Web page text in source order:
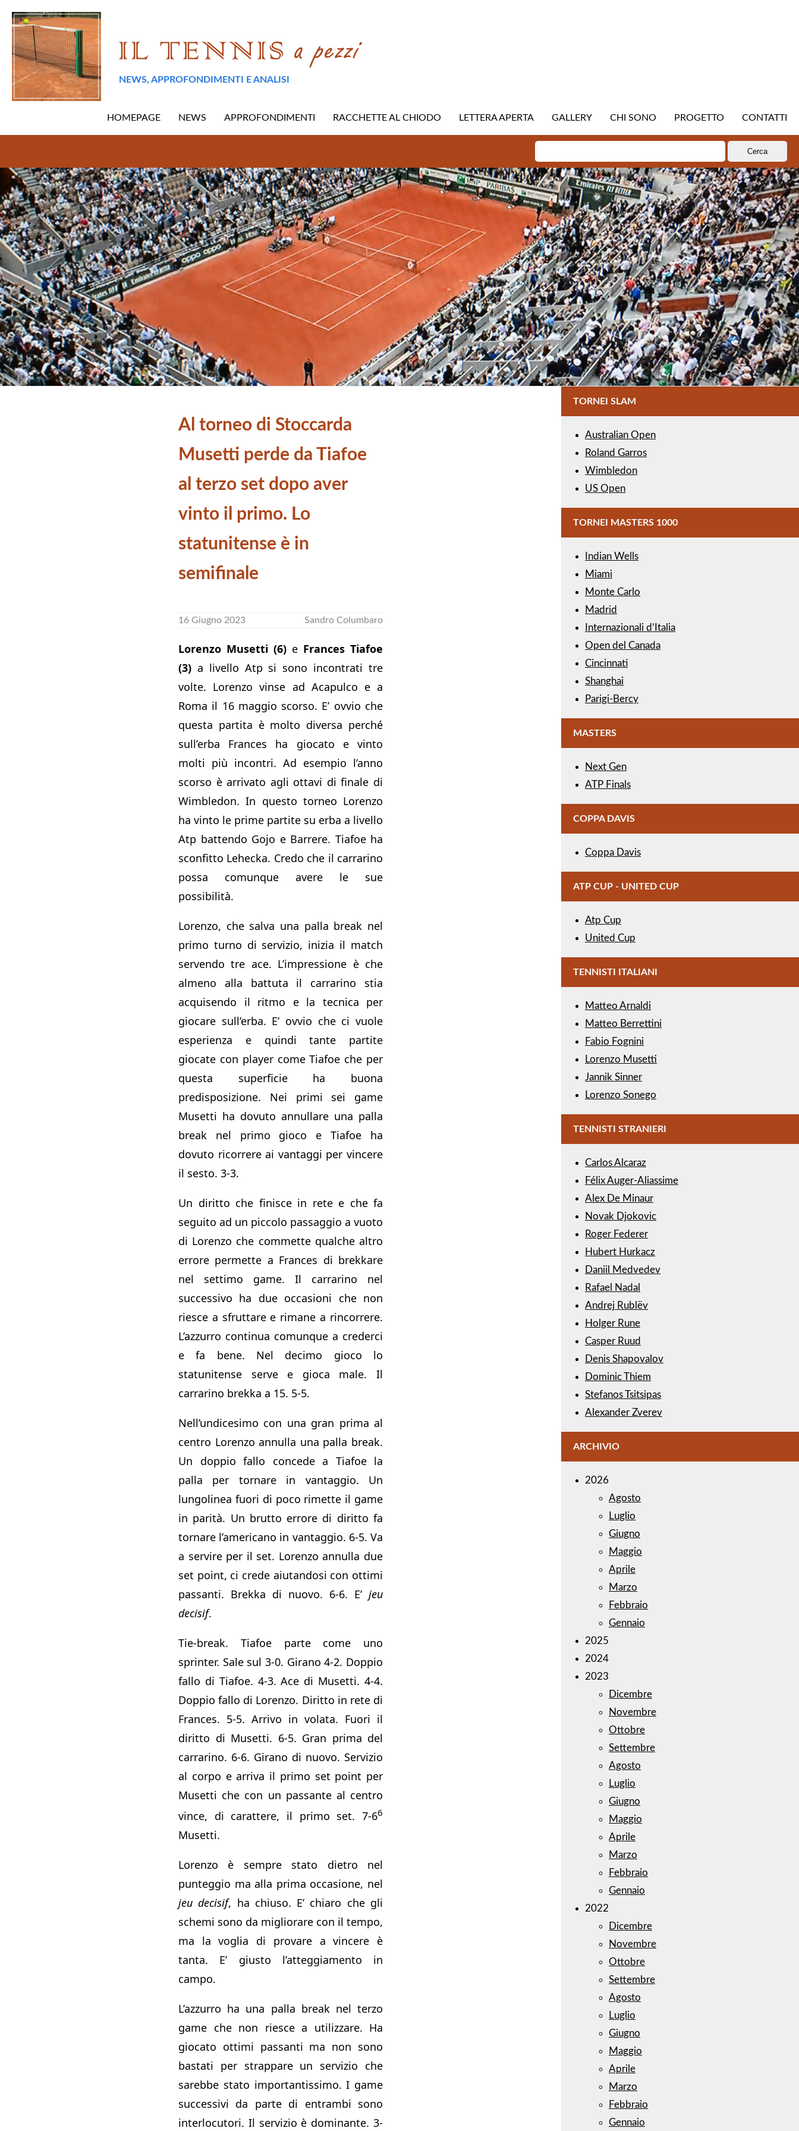
NEWS, APPROFONDIMENTI E ANALISI
HOMEPAGE NEWS APPROFONDIMENTI RACCHETTE AL CHIODO LETTERA APERTA GALLERY CHI SONO PROGETTO CONTATTI
per:
Al torneo di Stoccarda
Musetti perde da Tiafoe
al terzo set dopo aver
vinto il primo. Lo
statunitense è in
semifinale
16 Giugno 2023 Sandro Columbaro
Lorenzo Musetti (6) e Frances Tiafoe
(3) a livello Atp si sono incontrati tre
volte. Lorenzo vinse ad Acapulco e a
Roma il 16 maggio scorso. E’ ovvio che
questa partita è molto diversa perché
sull’erba Frances ha giocato e vinto
molti più incontri. Ad esempio l’anno
scorso è arrivato agli ottavi di finale di
Wimbledon. In questo torneo Lorenzo
ha vinto le prime partite su erba a livello
Atp battendo Gojo e Barrere. Tiafoe ha
sconfitto Lehecka. Credo che il carrarino
possa comunque avere le sue
possibilità.
Lorenzo, che salva una palla break nel
primo turno di servizio, inizia il match
servendo tre ace. L’impressione è che
almeno alla battuta il carrarino stia
acquisendo il ritmo e la tecnica per
giocare sull’erba. E’ ovvio che ci vuole
esperienza e quindi tante partite
giocate con player come Tiafoe che per
questa superficie ha buona
predisposizione. Nei primi sei game
Musetti ha dovuto annullare una palla
break nel primo gioco e Tiafoe ha
dovuto ricorrere ai vantaggi per vincere
il sesto. 3-3.
Un diritto che finisce in rete e che fa
seguito ad un piccolo passaggio a vuoto
di Lorenzo che commette qualche altro
errore permette a Frances di brekkare
nel settimo game. Il carrarino nel
successivo ha due occasioni che non
riesce a sfruttare e rimane a rincorrere.
L’azzurro continua comunque a crederci
e fa bene. Nel decimo gioco lo
statunitense serve e gioca male. Il
carrarino brekka a 15. 5-5.
Nell’undicesimo con una gran prima al
centro Lorenzo annulla una palla break.
Un doppio fallo concede a Tiafoe la
palla per tornare in vantaggio. Un
lungolinea fuori di poco rimette il game
in parità. Un brutto errore di diritto fa
tornare l’americano in vantaggio. 6-5. Va
a servire per il set. Lorenzo annulla due
set point, ci crede aiutandosi con ottimi
passanti. Brekka di nuovo. 6-6. E’ jeu
decisif.
Tie-break. Tiafoe parte come uno
sprinter. Sale sul 3-0. Girano 4-2. Doppio
fallo di Tiafoe. 4-3. Ace di Musetti. 4-4.
Doppio fallo di Lorenzo. Diritto in rete di
Frances. 5-5. Arrivo in volata. Fuori il
diritto di Musetti. 6-5. Gran prima del
carrarino. 6-6. Girano di nuovo. Servizio
al corpo e arriva il primo set point per
Musetti che con un passante al centro
vince, di carattere, il primo set. 7-66
Musetti.
Lorenzo è sempre stato dietro nel
punteggio ma alla prima occasione, nel
jeu decisif, ha chiuso. E’ chiaro che gli
schemi sono da migliorare con il tempo,
ma la voglia di provare a vincere è
tanta. E’ giusto l’atteggiamento in
campo.
L’azzurro ha una palla break nel terzo
game che non riesce a utilizzare. Ha
giocato ottimi passanti ma non sono
bastati per strappare un servizio che
sarebbe stato importantissimo. I game
successivi da parte di entrambi sono
interlocutori. Il servizio è dominante. 3-
TORNEI SLAM
Australian Open
Roland Garros
Wimbledon
US Open
TORNEI MASTERS 1000
Indian Wells
Miami
Monte Carlo
Madrid
Internazionali d’Italia
Open del Canada
Cincinnati
Shanghai
Parigi-Bercy
MASTERS
Next Gen
ATP Finals
COPPA DAVIS
Coppa Davis
ATP CUP - UNITED CUP
Atp Cup
United Cup
TENNISTI ITALIANI
Matteo Arnaldi
Matteo Berrettini
Fabio Fognini
Lorenzo Musetti
Jannik Sinner
Lorenzo Sonego
TENNISTI STRANIERI
Carlos Alcaraz
Félix Auger-Aliassime
Alex De Minaur
Novak Djokovic
Roger Federer
Hubert Hurkacz
Daniil Medvedev
Rafael Nadal
Andrej Rublëv
Holger Rune
Casper Ruud
Denis Shapovalov
Dominic Thiem
Stefanos Tsitsipas
Alexander Zverev
ARCHIVIO
2026
Agosto
Luglio
Giugno
Maggio
Aprile
Marzo
Febbraio
Gennaio
2025
2024
2023
Dicembre
Novembre
Ottobre
Settembre
Agosto
Luglio
Giugno
Maggio
Aprile
Marzo
Febbraio
Gennaio
2022
Dicembre
Novembre
Ottobre
Settembre
Agosto
Luglio
Giugno
Maggio
Aprile
Marzo
Febbraio
Gennaio